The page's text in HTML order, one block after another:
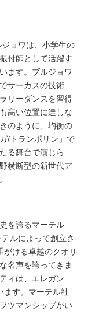
ョワは、小学生の
付師として活躍す
ます。ブルジョワ
サーカスの技術
リーダンスを習得
高い位置に達しな
のように、均衡の
/トランポリン」で
る舞台で演じら
横断型の新世代ア
を誇るマーテル
ルによって創立さ
ける卓越のクオリ
名声を誇ってきま
ィは、エレガン
ます。マーテル社
ツマンシップがい